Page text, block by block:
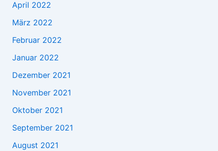
April 2022
März 2022
Februar 2022
Januar 2022
Dezember 2021
November 2021
Oktober 2021
September 2021
August 2021